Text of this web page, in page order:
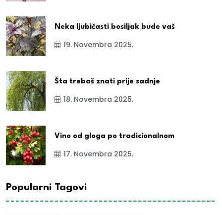
Neka ljubičasti bosiljak bude vaš
19. Novembra 2025.
Šta trebaš znati prije sadnje
18. Novembra 2025.
Vino od gloga po tradicionalnom
17. Novembra 2025.
Popularni Tagovi